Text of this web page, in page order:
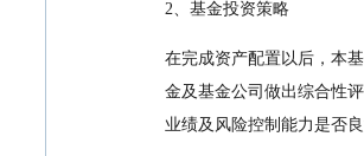
2、基金投资策略
在完成资产配置以后，本
金及基金公司做出综合性
业绩及风险控制能力是否